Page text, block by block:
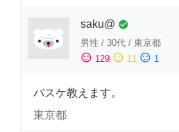
saku@ check_circle
男性 / 30代 / 東京都
sentiment_satisfied 129 sentiment_neutral 11 sentiment_dissatisfied 1
バスケ教えます。
東京都